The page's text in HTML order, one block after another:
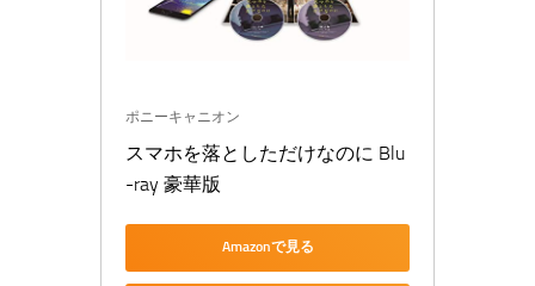
ポニーキャニオン
スマホを落としただけなのに Blu
-ray 豪華版
Amazonで見る